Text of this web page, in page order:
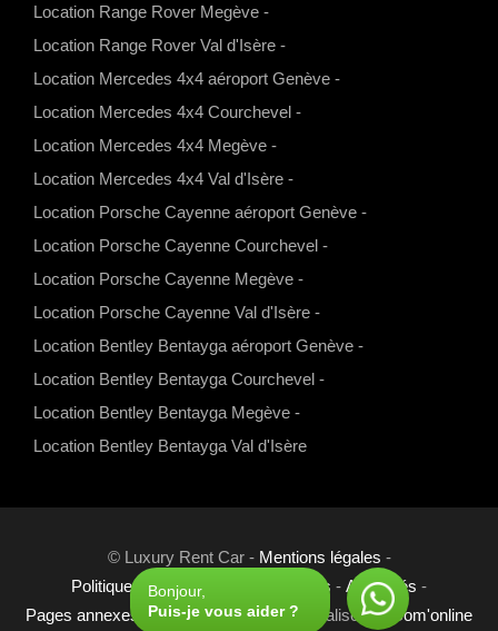
Bonjour,
Puis-je vous aider ?
p
p
r
a
m
e
o
k
Location Range Rover Megève -
Location Range Rover Val d'Isère -
Location Mercedes 4x4 aéroport Genève -
Location Mercedes 4x4 Courchevel -
Location Mercedes 4x4 Megève -
Location Mercedes 4x4 Val d'Isère -
Location Porsche Cayenne aéroport Genève -
Location Porsche Cayenne Courchevel -
Location Porsche Cayenne Megève -
Location Porsche Cayenne Val d'Isère -
Location Bentley Bentayga aéroport Genève -
Location Bentley Bentayga Courchevel -
Location Bentley Bentayga Megève -
Location Bentley Bentayga Val d'Isère
© Luxury Rent Car - Mentions légales -
Politique de confidentialité
Cookies - Actualités -
Pages annexes
-Liens-Partenaires- Réalisé parCom'online